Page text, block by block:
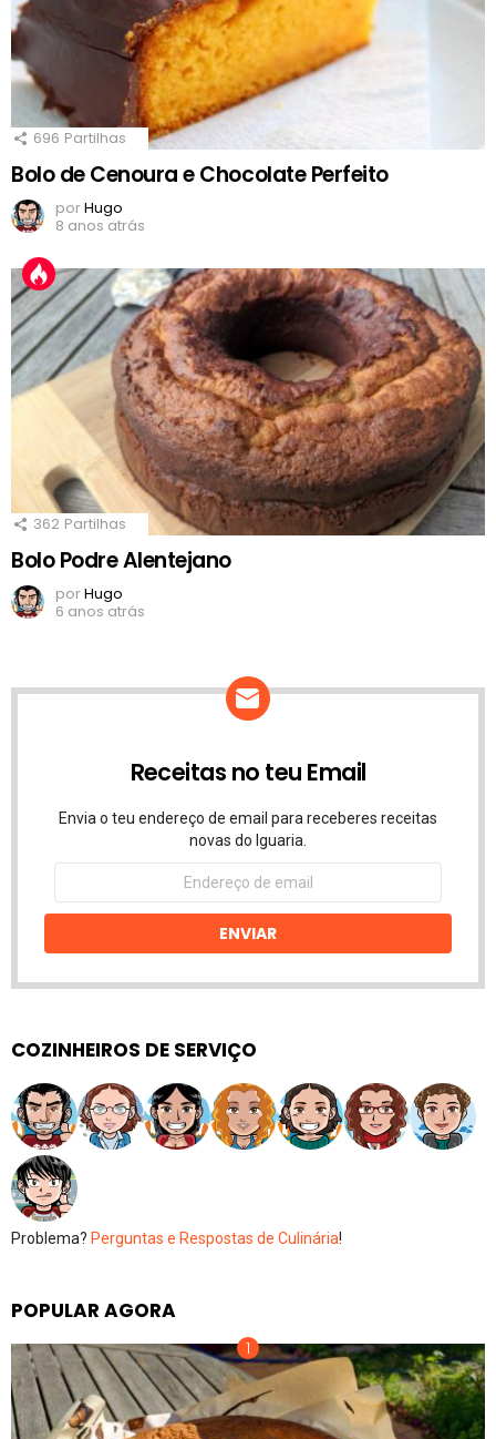
696 Partilhas
Bolo de Cenoura e Chocolate Perfeito
porHugo
8 anos atrás
362 Partilhas
Bolo Podre Alentejano
porHugo
6 anos atrás
Receitas no teu Email
Envia o teu endereço de email para receberes receitas
novas do Iguaria.
Endereço
email
ENVIAR
COZINHEIROS DE SERVIÇO
Problema? Perguntas e Respostas de Culinária!
POPULAR AGORA